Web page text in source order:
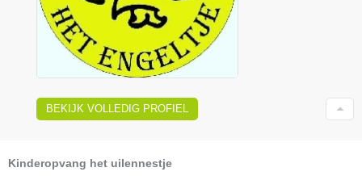
BEKIJK VOLLEDIG PROFIEL
Kinderopvang het uilennestje